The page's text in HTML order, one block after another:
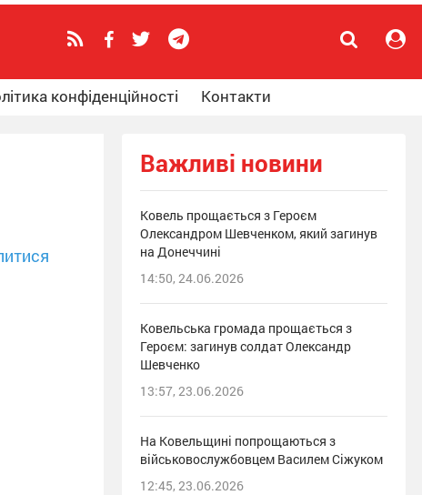
конфіденційності Контакти
Важливі новини
Ковель прощається з Героєм
Олександром Шевченком, який загинув
на Донеччині
14:50, 24.06.2026
Ковельська громада прощається з
Героєм: загинув солдат Олександр
Шевченко
13:57, 23.06.2026
На Ковельщині попрощаються з
військовослужбовцем Василем Сіжуком
12:45, 23.06.2026